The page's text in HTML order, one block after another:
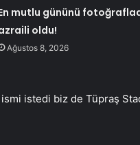
mutlu gününü
oldu!
Ağustos 8, 2026
istedi biz de Tüpraş